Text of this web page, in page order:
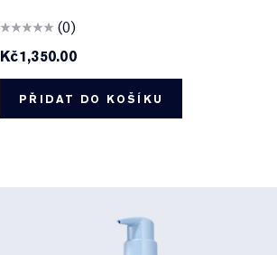
(0)
Kč1,350.00
PŘIDAT DO KOŠÍKU